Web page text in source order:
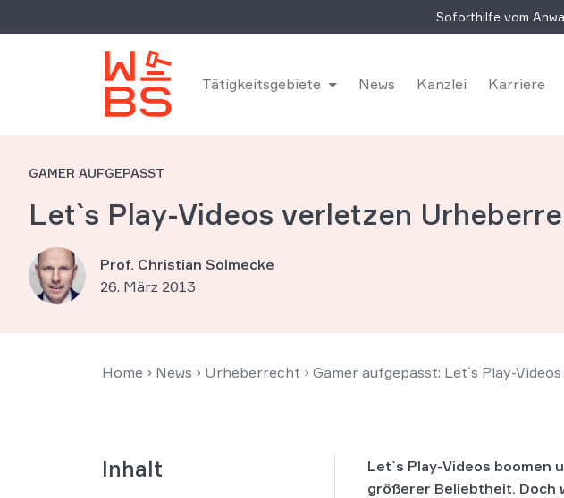
Soforthilfe vom
Tätigkeitsgebiete News Kanzlei Karriere
GAMER AUFGEPASST
Let`s Play-Videos verletzen
Prof. Christian Solmecke
26. März 2013
Home › News › Urheberrecht › Gamer aufgepasst: Let`s Play-
Inhalt
Let`s Play-Videos boomen
größerer Beliebtheit. Doch